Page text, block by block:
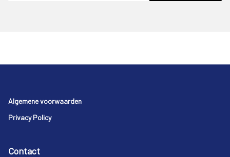
Footer
Algemene voorwaarden
Privacy Policy
Contact